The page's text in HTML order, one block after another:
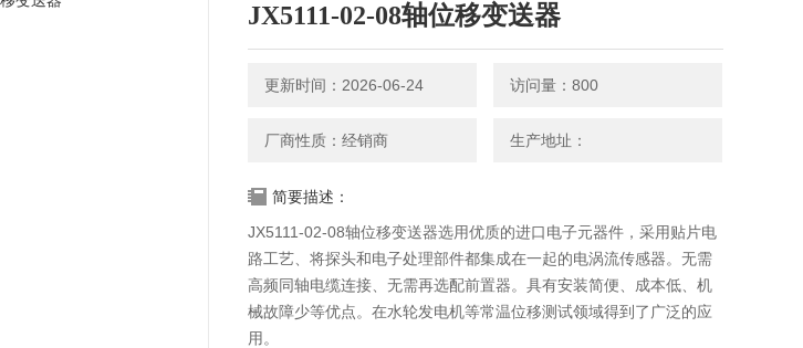
JX5111-02-08轴位移变送器
更新时间：2026-06-24 访问量：800
厂商性质：经销商 生产地址：
简要描述：
JX5111-02-08轴位移变送器选用优质的进口电子元器件，采用贴片电
路工艺、将探头和电子处理部件都集成在一起的电涡流传感器。无需
高频同轴电缆连接、无需再选配前置器。具有安装简便、成本低、机
械故障少等优点。在水轮发电机等常温位移测试领域得到了广泛的应
用。